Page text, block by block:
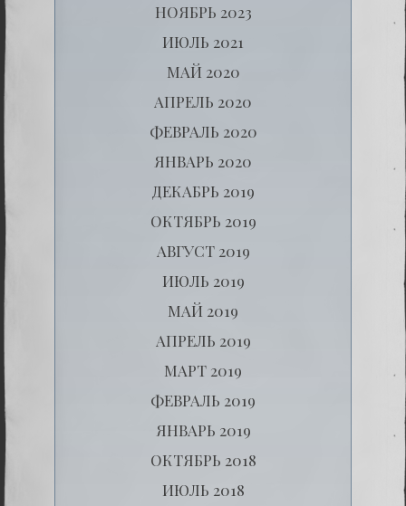
НОЯБРЬ 2023
ИЮЛЬ 2021
МАЙ 2020
АПРЕЛЬ 2020
ФЕВРАЛЬ 2020
ЯНВАРЬ 2020
ДЕКАБРЬ 2019
ОКТЯБРЬ 2019
АВГУСТ 2019
ИЮЛЬ 2019
МАЙ 2019
АПРЕЛЬ 2019
МАРТ 2019
ФЕВРАЛЬ 2019
ЯНВАРЬ 2019
ОКТЯБРЬ 2018
ИЮЛЬ 2018